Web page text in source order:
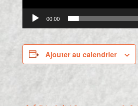
00:00
Ajouter au calendrier